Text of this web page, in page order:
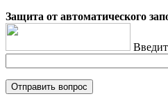
Защита от автоматического